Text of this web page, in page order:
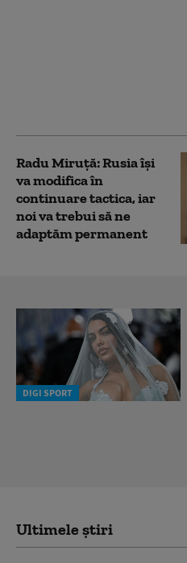
Radu Miruță: Rusia își
va modifica în
continuare tactica, iar
noi va trebui să ne
adaptăm permanent
DIGI SPORT
Ultimele știri